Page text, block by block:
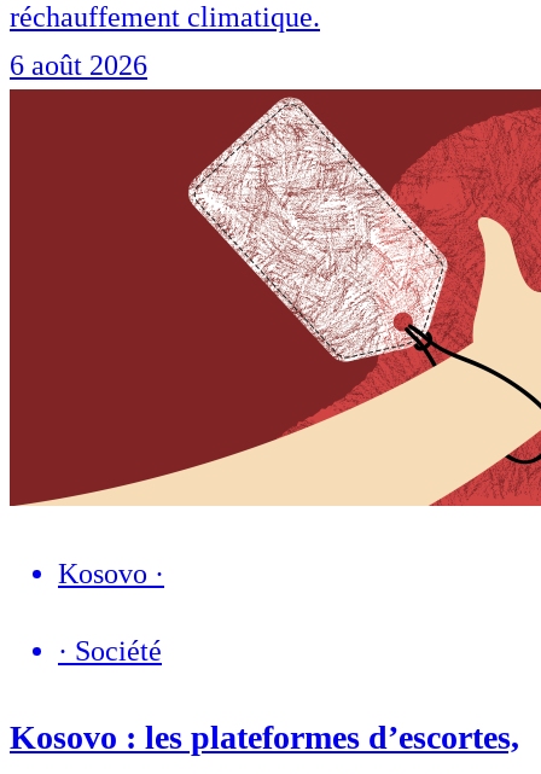
réchauffement climatique.
6 août 2026
Kosovo ·
· Société
Kosovo : les plateformes d’escortes,